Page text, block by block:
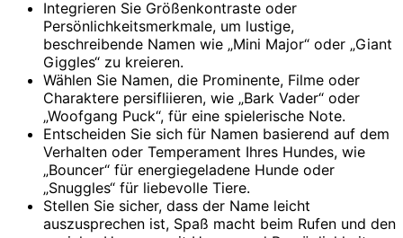
Integrieren Sie Größenkontraste oder
Persönlichkeitsmerkmale, um lustige,
beschreibende Namen wie „Mini Major“ oder „Giant
Giggles“ zu kreieren.
Wählen Sie Namen, die Prominente, Filme oder
Charaktere persifliieren, wie „Bark Vader“ oder
„Woofgang Puck“, für eine spielerische Note.
Entscheiden Sie sich für Namen basierend auf dem
Verhalten oder Temperament Ihres Hundes, wie
„Bouncer“ für energiegeladene Hunde oder
„Snuggles“ für liebevolle Tiere.
Stellen Sie sicher, dass der Name leicht
auszusprechen ist, Spaß macht beim Rufen und den